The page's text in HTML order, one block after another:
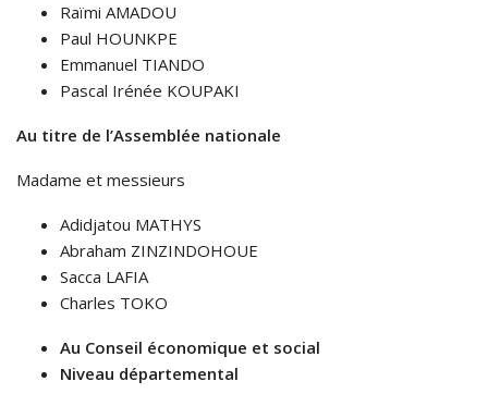
Raïmi AMADOU
Paul HOUNKPE
Emmanuel TIANDO
Pascal Irénée KOUPAKI
Au titre de l’Assemblée nationale
Madame et messieurs
Adidjatou MATHYS
Abraham ZINZINDOHOUE
Sacca LAFIA
Charles TOKO
Au Conseil économique et social
Niveau départemental